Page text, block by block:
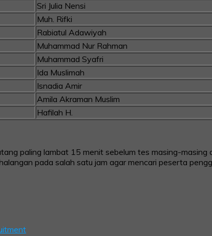
Sri Julia Nensi
Muh. Rifki
Rabiatul Adawiyah
Muhammad Nur Rahman
Muhammad Syafri
Ida Muslimah
Isnadia Amir
Amila Akraman Muslim
Hafilah H.
paling lambat 15 menit sebelum tes masing-masing
pada salah satu jam agar mencari peserta